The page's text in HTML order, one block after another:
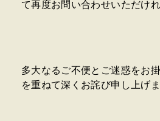
て再度お問い合わせいただけれ
多大なるご不便とご迷惑をお
を重ねて深くお詫び申し上げま